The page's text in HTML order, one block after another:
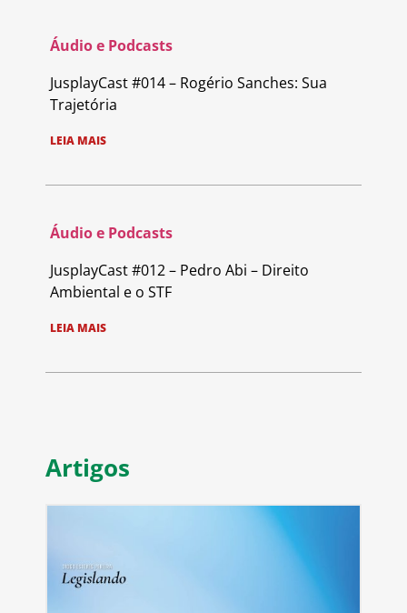
Áudio e Podcasts
JusplayCast #014 – Rogério Sanches: Sua
Trajetória
LEIA MAIS
Áudio e Podcasts
JusplayCast #012 – Pedro Abi – Direito
Ambiental e o STF
LEIA MAIS
Artigos